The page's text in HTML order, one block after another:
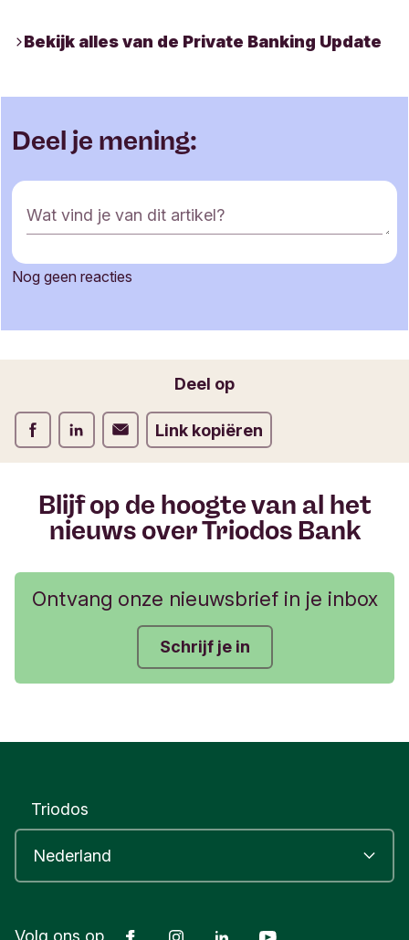
Bekijk alles van de Private Banking Update
Deel je mening:
R
e
c
e
m
u
l
Wat vind je van dit artikel?
Nog geen reacties
Deel op
Deel op Facebook
Deel op LinkedInDeel op Verstuur per email
Link kopiëren
Blijf op de hoogte van al het
nieuws over Triodos Bank
Ontvang onze nieuwsbrief in je inbox
Schrijf je in
Triodos
Volg ons op FacebookInstagramLinkedIn